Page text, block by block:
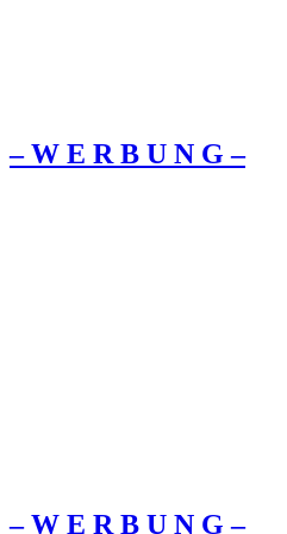
– W Ε R Β U Ν G –
– W Ε R Β U Ν G –